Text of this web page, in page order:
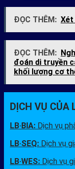
ĐỌC THÊM: Xét
ĐỌC THÊM:
đoán di truyền
khối lượng cơ
DỊCH VỤ CỦA
LB·BIA: Dịch vụ
LB·SEQ: Dịch vụ
LB·WES: Dịch vụ